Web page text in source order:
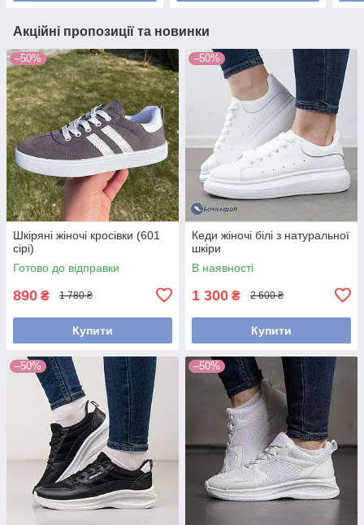
Акційні пропозиції та новинки
–50%
Шкіряні жіночі кросівки (601
сірі)
Готово до відправки
890 ₴ 1 780 ₴
Купити
–50%
Кеди жіночі білі з натуральної
шкіри
В наявності
1 300 ₴ 2 600 ₴
Купити
–50% –50%